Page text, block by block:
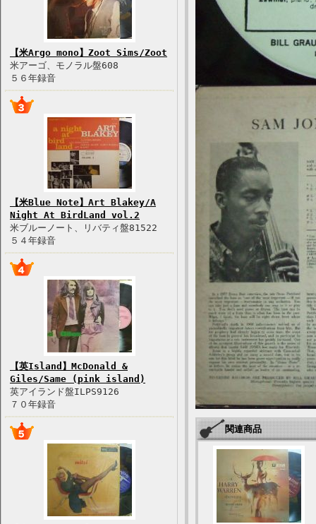
【米Argo mono】Zoot Sims/Zoot
米アーゴ、モノラル盤608
５６年録音
【米Blue Note】Art Blakey/A
Night At BirdLand vol.2
米ブルーノート、リバティ盤81522
５４年録音
【英Island】McDonald &
Giles/Same (pink island)
英アイランド盤ILPS9126
７０年録音
関連商品